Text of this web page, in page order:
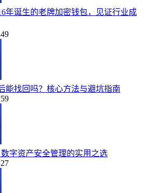
年诞生的老牌加密钱包，见证行业成
能找回吗？核心方法与避坑指南
数字资产安全管理的实用之选